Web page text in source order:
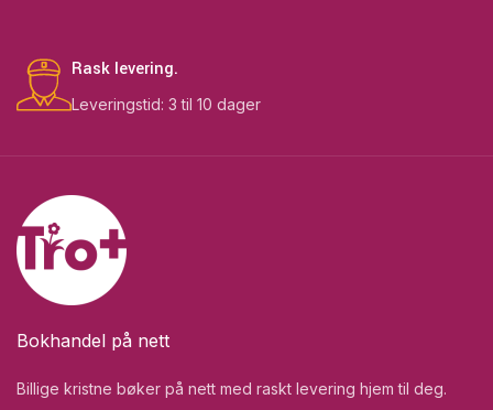
Rask levering.
Leveringstid: 3 til 10 dager
Bokhandel på nett
Billige kristne bøker på nett med raskt levering hjem til deg.